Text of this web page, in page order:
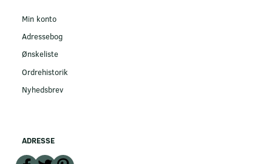
Min konto
Adressebog
Ønskeliste
Ordrehistorik
Nyhedsbrev
ADRESSE